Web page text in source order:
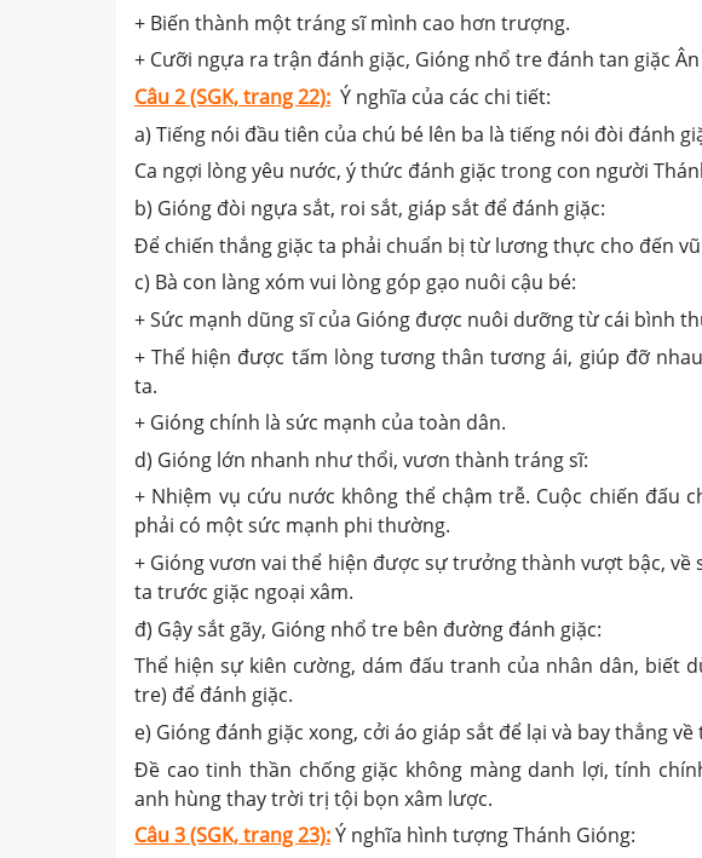
+ Biến thành một tráng sĩ mình cao hơn trượng.
+ Cưỡi ngựa ra trận đánh giặc, Gióng nhổ tre đánh tan giặc
Câu 2 (SGK, trang 22): Ý nghĩa của các chi tiết:
a) Tiếng nói đầu tiên của chú bé lên ba là tiếng nói đòi đánh
Ca ngợi lòng yêu nước, ý thức đánh giặc trong con người
b) Gióng đòi ngựa sắt, roi sắt, giáp sắt để đánh giặc:
Để chiến thắng giặc ta phải chuẩn bị từ lương thực cho đến
c) Bà con làng xóm vui lòng góp gạo nuôi cậu bé:
+ Sức mạnh dũng sĩ của Gióng được nuôi dưỡng từ cái bình
+ Thể hiện được tấm lòng tương thân tương ái, giúp đỡ
ta.
+ Gióng chính là sức mạnh của toàn dân.
d) Gióng lớn nhanh như thổi, vươn thành tráng sĩ:
+ Nhiệm vụ cứu nước không thể chậm trễ. Cuộc chiến đấu
phải có một sức mạnh phi thường.
+ Gióng vươn vai thể hiện được sự trưởng thành vượt bậc, về
ta trước giặc ngoại xâm.
đ) Gậy sắt gãy, Gióng nhổ tre bên đường đánh giặc:
Thể hiện sự kiên cường, dám đấu tranh của nhân dân, biết
tre) để đánh giặc.
e) Gióng đánh giặc xong, cởi áo giáp sắt để lại và bay thẳng về
Đề cao tinh thần chống giặc không màng danh lợi, tính
anh hùng thay trời trị tội bọn xâm lược.
Câu 3 (SGK, trang 23):Ý nghĩa hình tượng Thánh Gióng: